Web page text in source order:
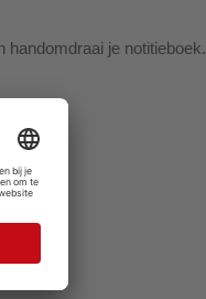
handomdraai je notitieboek.